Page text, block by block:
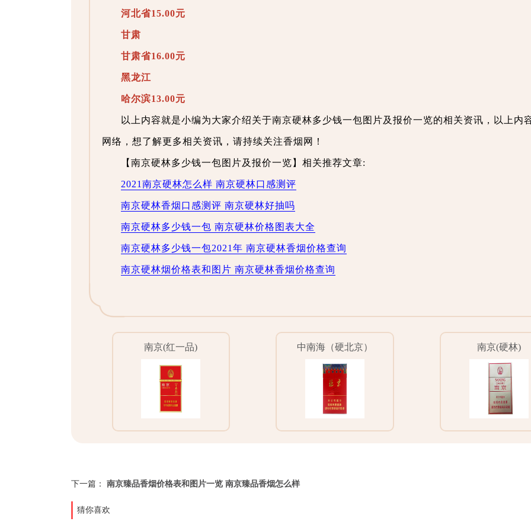
河北省15.00元
甘肃
甘肃省16.00元
黑龙江
哈尔滨13.00元
以上内容就是小编为大家介绍关于南京硬林多少钱一包图片及报价一览的相关资讯，以上内
网络，想了解更多相关资讯，请持续关注香烟网！
【南京硬林多少钱一包图片及报价一览】相关推荐文章:
2021南京硬林怎么样 南京硬林口感测评
南京硬林香烟口感测评 南京硬林好抽吗
南京硬林多少钱一包 南京硬林价格图表大全
南京硬林多少钱一包2021年 南京硬林香烟价格查询
南京硬林烟价格表和图片 南京硬林香烟价格查询
南京(红一品) 中南海（硬北京） 南京(硬林)
下一篇： 南京臻品香烟价格表和图片一览 南京臻品香烟怎么样
猜你喜欢